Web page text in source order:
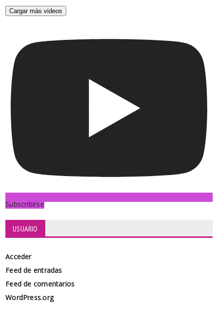
Cargar más videos
Subscribirse
USUARIO
Acceder
Feed de entradas
Feed de comentarios
WordPress.org